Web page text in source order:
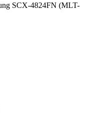
SCX-4824FN (MLT-